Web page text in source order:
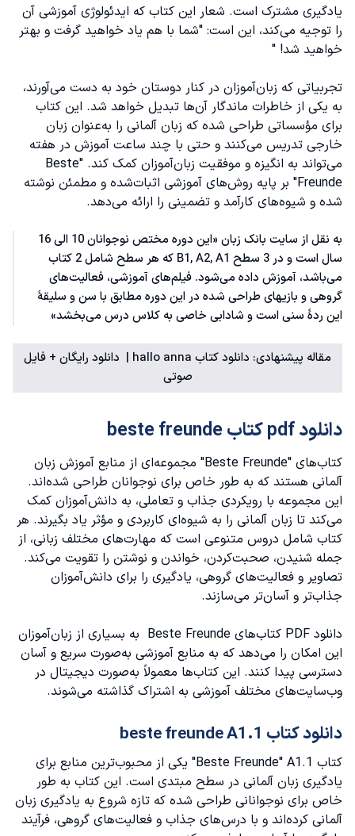
یادگیری مشترک است. شعار این کتاب که ایدئولوژی آموزشی آن
را توجیه می‌کند، این است: "شما با هم یاد خواهید گرفت و بهتر
خواهید شد! "
تجربیاتی که زبان‌آموزان در کنار دوستان خود به دست می‌آورند،
به یکی از خاطرات ماندگار آن‌ها تبدیل خواهد شد. این کتاب
برای مؤسساتی طراحی شده که زبان آلمانی را به‌عنوان زبان
خارجی تدریس می‌کنند و حتی با چند ساعت آموزش در هفته
می‌تواند به انگیزه و موفقیت زبان‌آموزان کمک کند. "Beste
Freunde" بر پایه روش‌های آموزشی اثبات‌شده و مطمئن نوشته
شده و شیوه‌های کارآمد و تضمینی را ارائه می‌دهد.
به نقل از سایت بانک زبان «این دوره مختص نوجوانان 10 الی 16
سال است و در 3 سطح B1, A2, A1 که هر سطح شامل 2 کتاب
می‌باشد، آموزش داده می‌شود. فیلم‌های آموزشی، فعالیت‌های
گروهی و بازیهای طراحی شده در این دوره مطابق با سن و سلیقۀ
این ردۀ سنی است و شادابی خاصی به کلاس درس می‌بخشد»
مقاله پیشنهادی: دانلود کتاب hallo anna
| دانلود رایگان + فایل
صوتی
دانلود pdf کتاب beste freunde
کتاب‌های "Beste Freunde" مجموعه‌ای از منابع آموزش زبان
آلمانی هستند که به طور خاص برای نوجوانان طراحی شده‌اند.
این مجموعه با رویکردی جذاب و تعاملی، به دانش‌آموزان کمک
می‌کند تا زبان آلمانی را به شیوه‌ای کاربردی و مؤثر یاد بگیرند. هر
کتاب شامل دروس متنوعی است که مهارت‌های مختلف زبانی، از
جمله شنیدن، صحبت‌کردن، خواندن و نوشتن را تقویت می‌کند.
تصاویر و فعالیت‌های گروهی، یادگیری را برای دانش‌آموزان
جذاب‌تر و آسان‌تر می‌سازند.
دانلود PDF کتاب‌های Beste Freunde به بسیاری از زبان‌آموزان
این امکان را می‌دهد که به منابع آموزشی به‌صورت سریع و آسان
دسترسی پیدا کنند. این کتاب‌ها معمولاً به‌صورت دیجیتال در
وب‌سایت‌های مختلف آموزشی به اشتراک گذاشته می‌شوند.
دانلود کتاب beste freunde A1.1
کتاب Beste Freunde" A1.1" یکی از محبوب‌ترین منابع برای
یادگیری زبان آلمانی در سطح مبتدی است. این کتاب به طور
خاص برای نوجوانانی طراحی شده که تازه شروع به یادگیری زبان
آلمانی کرده‌اند و با درس‌های جذاب و فعالیت‌های گروهی، فرآیند